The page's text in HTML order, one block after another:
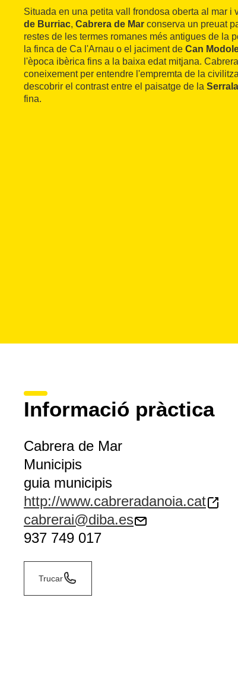
Situada en una petita vall frondosa oberta al mar i
de Burriac, Cabrera de Mar conserva un preuat
restes de les termes romanes més antigues de la
la finca de Ca l'Arnau o el jaciment de Can
l'època ibèrica fins a la baixa edat mitjana.
coneixement per entendre l'empremta de la
descobrir el contrast entre el paisatge de la
fina.
Informació pràctica
Cabrera de Mar
Municipis
guia municipis
http://www.cabreradanoia.cat
cabrerai@diba.es
937 749 017
Trucar